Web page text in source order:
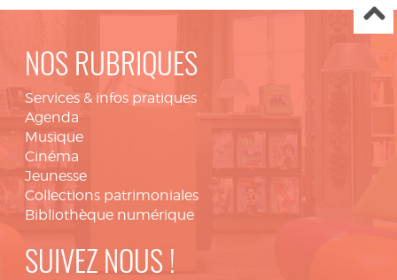
NOS RUBRIQUES
Services & infos pratiques
Agenda
Musique
Cinéma
Jeunesse
Collections patrimoniales
Bibliothèque numérique
SUIVEZ NOUS !